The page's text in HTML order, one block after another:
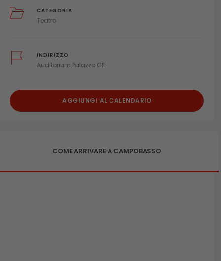
CATEGORIA
Teatro
INDIRIZZO
Auditorium Palazzo GIL
AGGIUNGI AL CALENDARIO
COME ARRIVARE A CAMPOBASSO